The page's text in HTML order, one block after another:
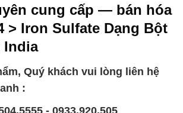
cung cấp — bán hóa
> Iron Sulfate Dạng Bột
India
Quý khách vui lòng liên hệ
:
- 0933.920.505